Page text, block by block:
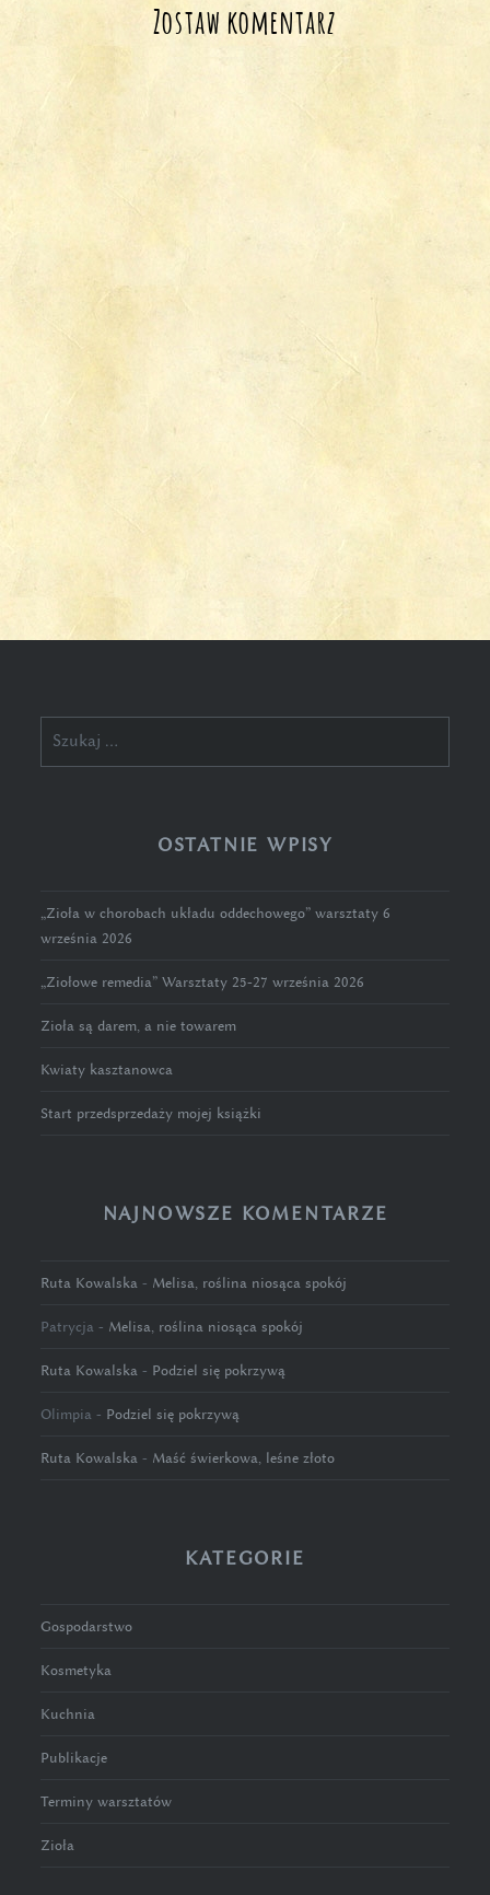
Zostaw komentarz
OSTATNIE WPISY
„Zioła w chorobach układu oddechowego” warsztaty 6
września 2026
„Ziołowe remedia” Warsztaty 25-27 września 2026
Zioła są darem, a nie towarem
Kwiaty kasztanowca
Start przedsprzedaży mojej książki
NAJNOWSZE KOMENTARZE
Ruta Kowalska - Melisa, roślina niosąca spokój
Patrycja - Melisa, roślina niosąca spokój
Ruta Kowalska - Podziel się pokrzywą
Olimpia - Podziel się pokrzywą
Ruta Kowalska - Maść świerkowa, leśne złoto
KATEGORIE
Gospodarstwo
Kosmetyka
Kuchnia
Publikacje
Terminy warsztatów
Zioła